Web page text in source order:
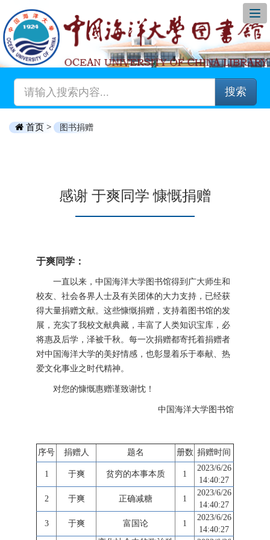
搜索
首页 > 图书捐赠
感谢 于爽同学 慷慨捐赠
于爽同学：
一直以来，中国海洋大学图书馆得到广大师生和
校友、社会各界人士及有关团体的大力支持，已经获
得大量捐赠文献。这些慷慨捐赠，支持着图书馆的发
展，充实了我校文献典藏，丰富了人类知识宝库，必
将惠及后学，泽被千秋。每一次捐赠都寄托着捐赠者
对中国海洋大学的美好情感，也彰显着乐于奉献、热
爱文化事业之时代精神。
对您的慷慨惠赠谨致谢忱！
中国海洋大学图书馆
序号 捐赠人 题名 册数 捐赠时间
1 于爽 贫穷的本事本质 1
2023/6/26
14:40:27
2 于爽 正确减糖 1
2023/6/26
14:40:27
3 于爽 富国论 1
2023/6/26
14:40:27